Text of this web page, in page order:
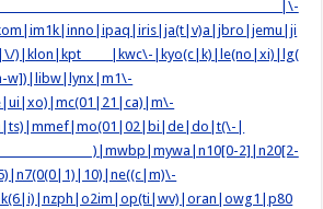
|\-
|kwc\-|kyo(c|k)|le(no|xi)|lg(
|
)|mwbp|mywa|n10[0-2]|n20[2-